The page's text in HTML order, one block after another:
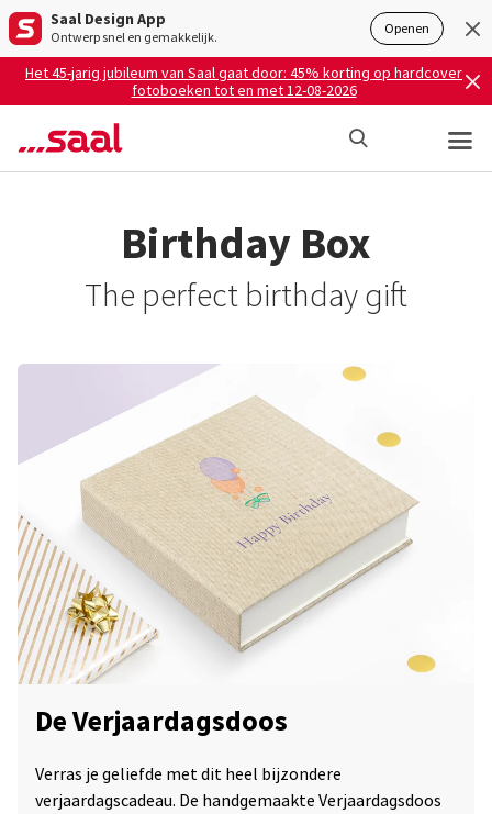
Saal Design App
Ontwerp snel en gemakkelijk. Openen
Het 45-jarig jubileum van Saal gaat door: 45% korting op hardcover
fotoboeken tot en met 12-08-2026
Birthday Box
The perfect birthday gift
De Verjaardagsdoos
Verras je geliefde met dit heel bijzondere
verjaardagscadeau. De handgemaakte Verjaardagsdoos